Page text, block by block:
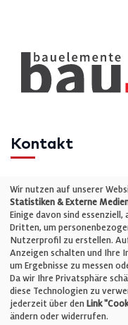
Kontakt
Telefon: +49 (0)711
E-Mail:
Unternehmen
Impressum
Wir nutzen auf unserer
Statistiken & Externe
Einige davon sind
Dritten, um
Nutzerprofil zu erstellen.
Anzeigen schalten und Ihre
um Ergebnisse zu messen
Da wir Ihre Privatsphäre
diese Technologien zu
jederzeit über den Link
ändern oder widerrufen.